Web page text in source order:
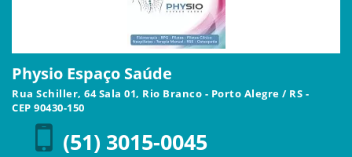
Physio Espaço Saúde
Rua Schiller, 64 Sala 01, Rio Branco - Porto Alegre / RS -
CEP 90430-150
(51) 3015-0045